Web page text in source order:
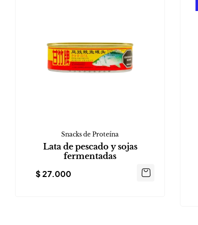
Snacks de Proteína
Lata de pescado y sojas
fermentadas
$27.000